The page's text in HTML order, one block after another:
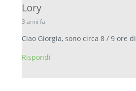
Lory
3 anni fa
Ciao Giorgia, sono circa 8 / 9 ore
Rispondi